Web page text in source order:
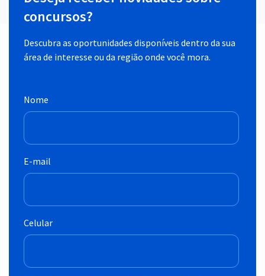
concursos?
Descubra as oportunidades disponíveis dentro da sua
área de interesse ou da região onde você mora.
Nome
E-mail
Celular